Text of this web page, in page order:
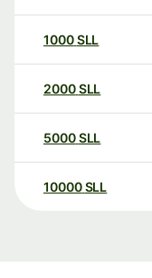
1000SLL
2000SLL
5000SLL
10000 SLL